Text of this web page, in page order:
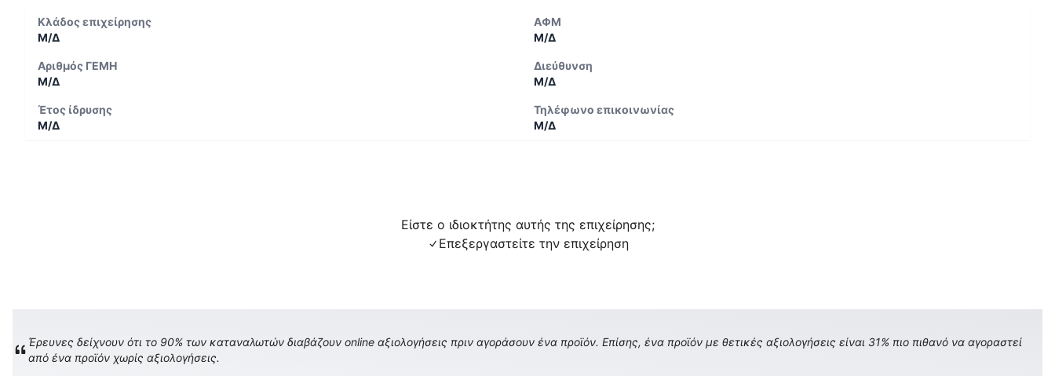
Κλάδος επιχείρησης
Μ/Δ
ΑΦΜ
Μ/Δ
Αριθμός ΓΕΜΗ
Μ/Δ
Διεύθυνση
Μ/Δ
Έτος ίδρυσης
Μ/Δ
Τηλέφωνο επικοινωνίας
Μ/Δ
Είστε ο ιδιοκτήτης αυτής της επιχείρησης;
Επεξεργαστείτε την επιχείρηση
Έρευνες δείχνουν ότι το 90% των καταναλωτών διαβάζουν online αξιολογήσεις πριν αγοράσουν ένα προϊόν. Επίσης, ένα προϊόν με θετικές αξιολογήσεις είναι 31% πιο πιθανό να αγοραστεί
από ένα προϊόν χωρίς αξιολογήσεις.